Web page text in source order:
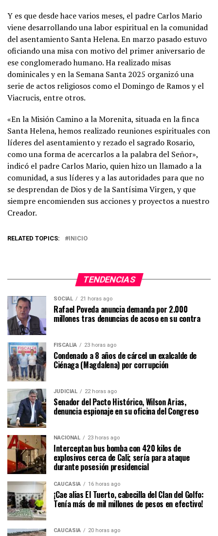
Y es que desde hace varios meses, el padre Carlos Mario
viene desarrollando una labor espiritual en la comunidad
del asentamiento Santa Helena. En marzo pasado estuvo
oficiando una misa con motivo del primer aniversario de
ese conglomerado humano. Ha realizado misas
dominicales y en la Semana Santa 2025 organizó una
serie de actos religiosos como el Domingo de Ramos y el
Viacrucis, entre otros.
«En la Misión Camino a la Morenita, situada en la finca
Santa Helena, hemos realizado reuniones espirituales con
líderes del asentamiento y rezado el sagrado Rosario,
como una forma de acercarlos a la palabra del Señor»,
indicó el padre Carlos Mario, quien hizo un llamado a la
comunidad, a sus líderes y a las autoridades para que no
se desprendan de Dios y de la Santísima Virgen, y que
siempre encomienden sus acciones y proyectos a nuestro
Creador.
RELATED TOPICS: INICIO
TENDENCIAS
SOCIAL 21 horas ago
Rafael Poveda anuncia demanda por 2.000
millones tras denuncias de acoso en su contra
FISCALÍA 23 horas ago
Condenado a 8 años de cárcel un exalcalde de
Ciénaga (Magdalena) por corrupción
JUDICIAL 22 horas ago
Senador del Pacto Histórico, Wilson Arias,
denuncia espionaje en su oficina del Congreso
NACIONAL 23 horas ago
Interceptan bus bomba con 420 kilos de
explosivos cerca de Cali; sería para ataque
durante posesión presidencial
CAUCASIA 16 horas ago
¡Cae alias El Tuerto, cabecilla del Clan del Golfo:
Tenía más de mil millones de pesos en efectivo!
CAUCASIA 20 horas ago